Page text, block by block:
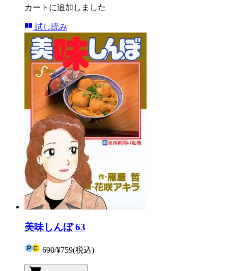
カートに追加しました
試し読み
美味しんぼ 63
690/¥759(税込)